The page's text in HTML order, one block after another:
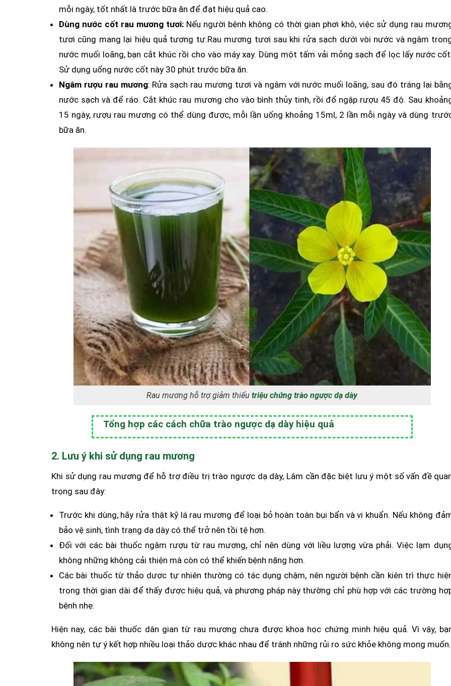
mỗi ngày, tốt nhất là trước bữa ăn để đạt hiệu quả cao.
Dùng nước cốt rau mương tươi:Nếu người bệnh không có thời gian phơi khô, việc sử dụng rau
tươi cũng mang lại hiệu quả tương tự.Rau mương tươi sau khi rửa sạch dưới vòi nước và ngâm
nước muối loãng, bạn cắt khúc rồi cho vào máy xay. Dùng một tấm vải mỏng sạch để lọc lấy nước
Sử dụng uống nước cốt này 30 phút trước bữa ăn.
Ngâm rượu rau mương: Rửa sạch rau mương tươi và ngâm với nước muối loãng, sau đó tráng lại
nước sạch và để ráo. Cắt khúc rau mương cho vào bình thủy tinh, rồi đổ ngập rượu 45 độ. Sau
15 ngày, rượu rau mương có thể dùng được, mỗi lần uống khoảng 15ml, 2 lần mỗi ngày và dùng
bữa ăn.
Rau mương hỗ trợ giảm thiểutriệu chứng trào ngược dạ dày
Tổng hợp các cách chữa trào ngược dạ dày hiệu quả
2. Lưu ý khi sử dụng rau mương
Khi sử dụng rau mương để hỗ trợ điều trị trào ngược dạ dày, Lâm cần đặc biệt lưu ý một số vấn đề
trọng sau đây:
Trước khi dùng, hãy rửa thật kỹ lá rau mương để loại bỏ hoàn toàn bụi bẩn và vi khuẩn. Nếu không
bảo vệ sinh, tình trạng dạ dày có thể trở nên tồi tệ hơn.
Đối với các bài thuốc ngâm rượu từ rau mương, chỉ nên dùng với liều lượng vừa phải. Việc lạm
không những không cải thiện mà còn có thể khiến bệnh nặng hơn.
Các bài thuốc từ thảo dược tự nhiên thường có tác dụng chậm, nên người bệnh cần kiên trì thực
trong thời gian dài để thấy được hiệu quả, và phương pháp này thường chỉ phù hợp với các trường
bệnh nhẹ.
Hiện nay, các bài thuốc dân gian từ rau mương chưa được khoa học chứng minh hiệu quả. Vì vậy,
không nên tự ý kết hợp nhiều loại thảo dược khác nhau để tránh những rủi ro sức khỏe không mong muốn.